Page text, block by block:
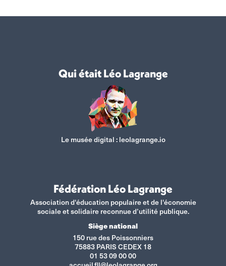
Qui était Léo Lagrange
Le musée digital :leolagrange.io
Fédération Léo Lagrange
Association d'éducation populaire et de l'économie
sociale et solidaire reconnue d’utilité publique.
Siège national
150 rue des Poissonniers
75883 PARIS CEDEX 18
01 53 09 00 00